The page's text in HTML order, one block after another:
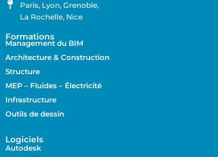
Paris, Lyon, Grenoble,
La Rochelle, Nice
Formations
Management du BIM
Architecture & Construction
Structure
MEP – Fluides – Électricité
Infrastructure
Outils de dessin
Logiciels
Autodesk